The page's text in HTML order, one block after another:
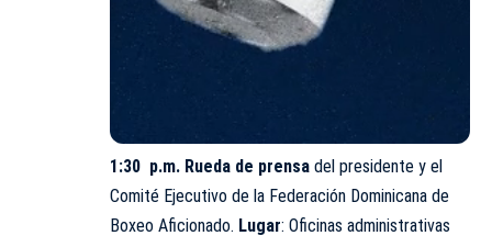
1:30 p.m. Rueda de prensa del presidente y el
Comité Ejecutivo de la Federación Dominicana de
Boxeo Aficionado. Lugar: Oficinas administrativas